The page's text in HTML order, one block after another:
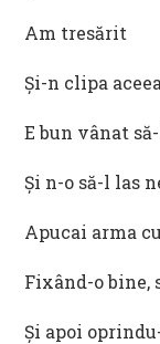
Am tresărit
Și-n clipa aceea
E bun vânat
Și n-o să-l las
Apucai arma
Fixând-o bine,
Și apoi